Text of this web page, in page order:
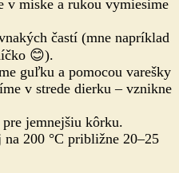
v miske a rukou vymiesime
častí (mne napríklad
😊).
guľku a pomocou varešky
v strede dierku – vznikne
jemnejšiu kôrku.
200 °C približne 20–25